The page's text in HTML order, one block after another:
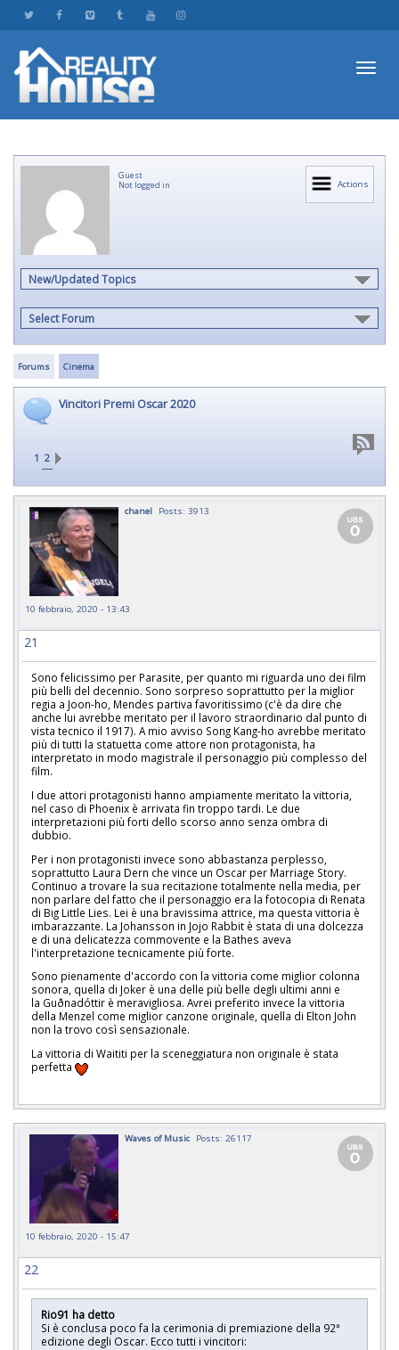
Actions
Guest
Not logged in
New/Updated Topics
Select Forum
Forums Cinema
Vincitori Premi Oscar 2020
1 2
chanel Posts: 3913
10 febbraio, 2020 - 13:43
21
Sono felicissimo per Parasite, per quanto mi riguarda uno dei film
più belli del decennio. Sono sorpreso soprattutto per la miglior
regia a Joon-ho, Mendes partiva favoritissimo (c'è da dire che
anche lui avrebbe meritato per il lavoro straordinario dal punto di
vista tecnico il 1917). A mio avviso Song Kang-ho avrebbe meritato
più di tutti la statuetta come attore non protagonista, ha
interpretato in modo magistrale il personaggio più complesso del
film.
I due attori protagonisti hanno ampiamente meritato la vittoria,
nel caso di Phoenix è arrivata fin troppo tardi. Le due
interpretazioni più forti dello scorso anno senza ombra di
dubbio.
Per i non protagonisti invece sono abbastanza perplesso,
soprattutto Laura Dern che vince un Oscar per Marriage Story.
Continuo a trovare la sua recitazione totalmente nella media, per
non parlare del fatto che il personaggio era la fotocopia di Renata
di Big Little Lies. Lei è una bravissima attrice, ma questa vittoria è
imbarazzante. La Johansson in Jojo Rabbit è stata di una dolcezza
e di una delicatezza commovente e la Bathes aveva
l'interpretazione tecnicamente più forte.
Sono pienamente d'accordo con la vittoria come miglior colonna
sonora, quella di Joker è una delle più belle degli ultimi anni e
la Guðnadóttir è meravigliosa. Avrei preferito invece la vittoria
della Menzel come miglior canzone originale, quella di Elton John
non la trovo così sensazionale.
La vittoria di Waititi per la sceneggiatura non originale è stata
perfetta
Waves of Music Posts: 26117
10 febbraio, 2020 - 15:47
22
Rio91 ha detto
Si è conclusa poco fa la cerimonia di premiazione della 92ª
edizione degli Oscar. Ecco tutti i vincitori: